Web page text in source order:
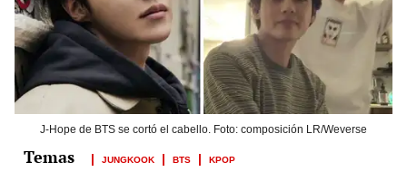
J-Hope de BTS se cortó el cabello. Foto: composición LR/Weverse
JUNGKOOK BTS KPOP